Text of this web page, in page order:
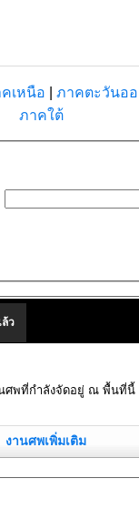
เหนือ
ภาคตะวันอ
ภาคใต้
ว
ศพที่กำลังจัดอยู่ ณ พื้นที่นี้
งานศพเพิ่มเติม